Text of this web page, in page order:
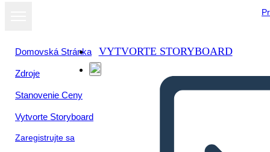
Domovská Stránka
Zdroje
Stanovenie Ceny
Vytvorte Storyboard
Zaregistrujte sa
VYTVORTE STORYBOARD